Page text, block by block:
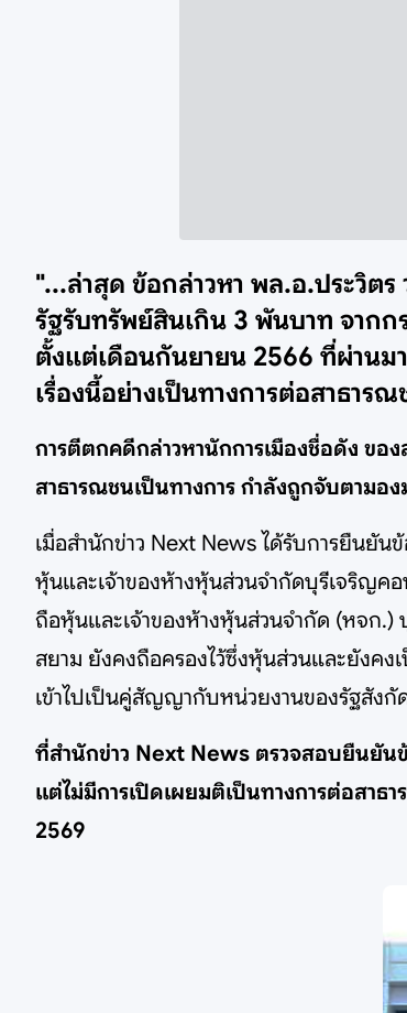
"...ล่าสุด ข้อกล่าวหา พล.อ.ประวิตร
รัฐรับทรัพย์สินเกิน 3 พันบาท จาก
ตั้งแต่เดือนกันยายน 2566 ที่ผ่านม
เรื่องนี้อย่างเป็นทางการต่อสาธาร
การตีตกคดีกล่าวหานักการเมืองชื่อดัง ขอ
สาธารณชนเป็นทางการ กำลังถูกจับตามอง
เมื่อสำนักข่าว Next News ได้รับการยืน
หุ้นและเจ้าของห้างหุ้นส่วนจำกัดบุรีเจริญค
ถือหุ้นและเจ้าของห้างหุ้นส่วนจำกัด (หจก
สยาม ยังคงถือครองไว้ซึ่งหุ้นส่วนและยังค
เข้าไปเป็นคู่สัญญากับหน่วยงานของรัฐสังกั
ที่สำนักข่าว Next News ตรวจสอบยืนยัน
แต่ไม่มีการเปิดเผยมติเป็นทางการต่อสา
2569